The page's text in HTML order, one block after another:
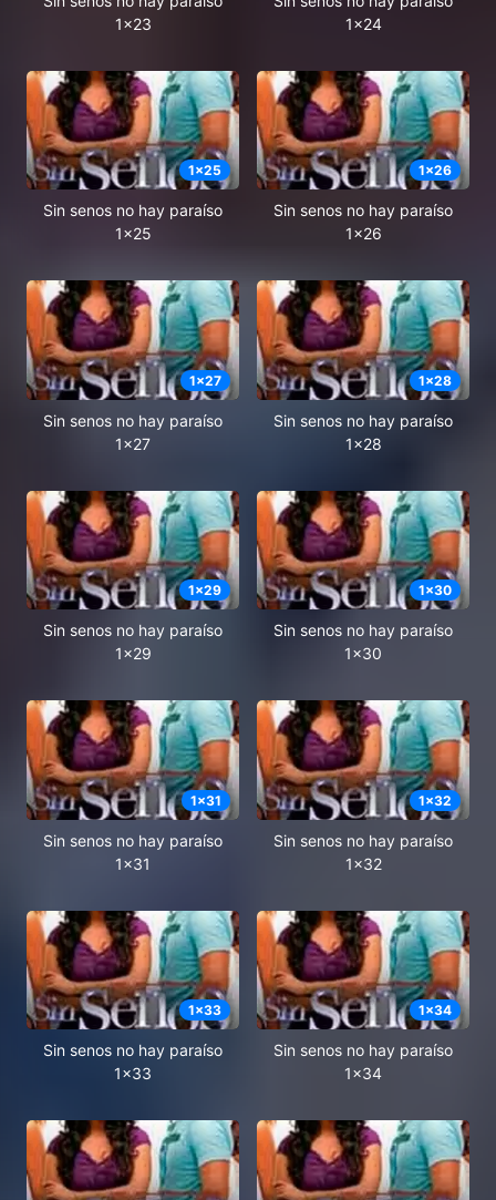
1x23
1x24
1x25
Sin senos no hay paraíso
1x25
1x26
Sin senos no hay paraíso
1x26
1x27
Sin senos no hay paraíso
1x27
1x28
Sin senos no hay paraíso
1x28
1x29
Sin senos no hay paraíso
1x29
1x30
Sin senos no hay paraíso
1x30
1x31
Sin senos no hay paraíso
1x31
1x32
Sin senos no hay paraíso
1x32
1x33
Sin senos no hay paraíso
1x33
1x34
Sin senos no hay paraíso
1x34